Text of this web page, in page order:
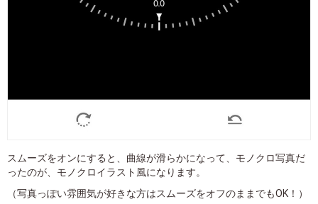
スムーズをオンにすると、曲線が滑らかになって、モノクロ写真だ
ったのが、モノクロイラスト風になります。
（写真っぽい雰囲気が好きな方はスムーズをオフのままでもOK！）